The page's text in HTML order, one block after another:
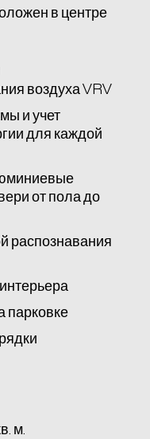
в центре
воздуха VRV
и учет
для каждой
от пола до
распознавания
парковке
м.